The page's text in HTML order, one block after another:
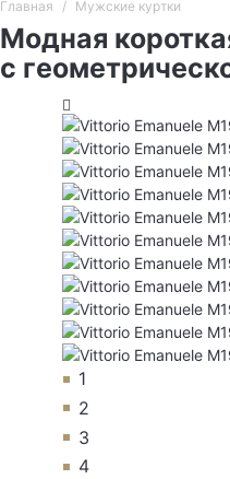
Главная Мужские куртки
Модная
с
1
2
3
4